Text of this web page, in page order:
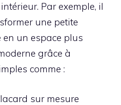
Par exemple, il
une petite
un espace plus
grâce à
comme :
sur mesure